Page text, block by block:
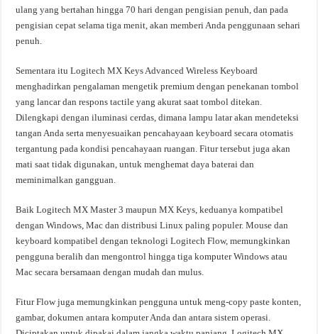
ulang yang bertahan hingga 70 hari dengan pengisian penuh, dan pada
pengisian cepat selama tiga menit, akan memberi Anda penggunaan sehari
penuh.
Sementara itu Logitech MX Keys Advanced Wireless Keyboard
menghadirkan pengalaman mengetik premium dengan penekanan tombol
yang lancar dan respons tactile yang akurat saat tombol ditekan.
Dilengkapi dengan iluminasi cerdas, dimana lampu latar akan mendeteksi
tangan Anda serta menyesuaikan pencahayaan keyboard secara otomatis
tergantung pada kondisi pencahayaan ruangan. Fitur tersebut juga akan
mati saat tidak digunakan, untuk menghemat daya baterai dan
meminimalkan gangguan.
Baik Logitech MX Master 3 maupun MX Keys, keduanya kompatibel
dengan Windows, Mac dan distribusi Linux paling populer. Mouse dan
keyboard kompatibel dengan teknologi Logitech Flow, memungkinkan
pengguna beralih dan mengontrol hingga tiga komputer Windows atau
Mac secara bersamaan dengan mudah dan mulus.
Fitur Flow juga memungkinkan pengguna untuk meng-copy paste konten,
gambar, dokumen antara komputer Anda dan antara sistem operasi.